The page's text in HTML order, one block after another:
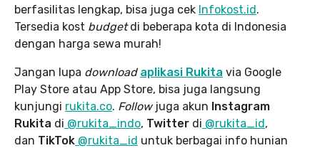
berfasilitas lengkap, bisa juga cek Infokost.id.
Tersedia kost budgetdi beberapa kota di Indonesia
dengan harga sewa murah!
Jangan lupa download aplikasi Rukita via Google
Play Store atau App Store, bisa juga langsung
kunjungi rukita.co. Followjuga akun Instagram
Rukita di @rukita_indo, Twitter di @rukita_id,
dan TikTok @rukita_id untuk berbagai info hunian